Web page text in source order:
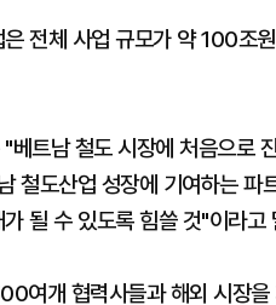
전체 사업 규모가 약 100조
베트남 철도 시장에 처음으로
철도산업 성장에 기여하는
될 수 있도록 힘쓸 것"이라고
여개 협력사들과 해외 시장